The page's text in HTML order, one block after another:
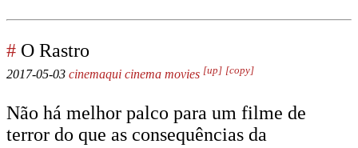
# O Rastro
2017-05-03 cinemaqui cinema movies [up] [copy]
Não há melhor palco para um filme de
terror do que as consequências da